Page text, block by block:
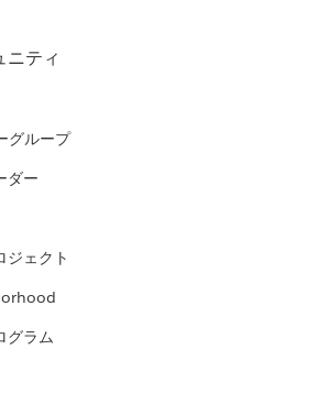
ティ
グループ
ダー
ジェクト
グラム